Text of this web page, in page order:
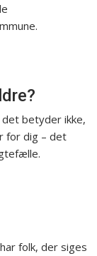
betyder ikke,
for dig – det
folk, der siges